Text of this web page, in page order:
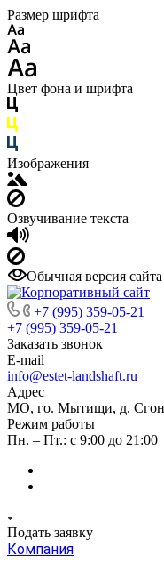
Размер шрифта
Цвет фона и шрифта
Изображения
Озвучивание текста
Обычная версия сайта
+7 (995) 359-05-21
+7 (995) 359-05-21
Заказать звонок
E-mail
info@estet-landshaft.ru
Адрес
МО, го. Мытищи, д.
Режим работы
Пн. – Пт.: с 9:00 до 21:00
Подать заявку
Компания